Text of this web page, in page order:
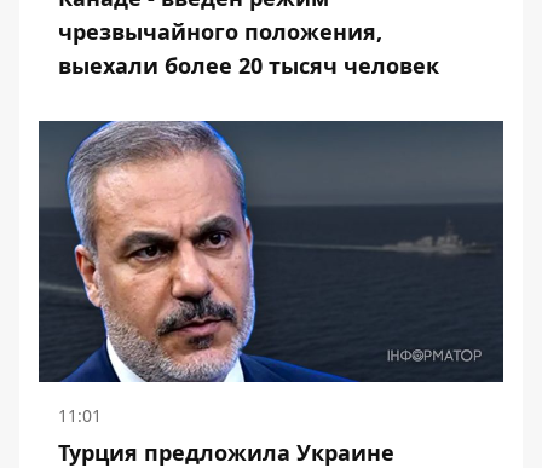
чрезвычайного положения,
выехали более 20 тысяч человек
11:01
Турция предложила Украине